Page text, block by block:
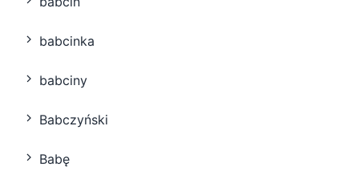
babcinka
babciny
Babczyński
Babę